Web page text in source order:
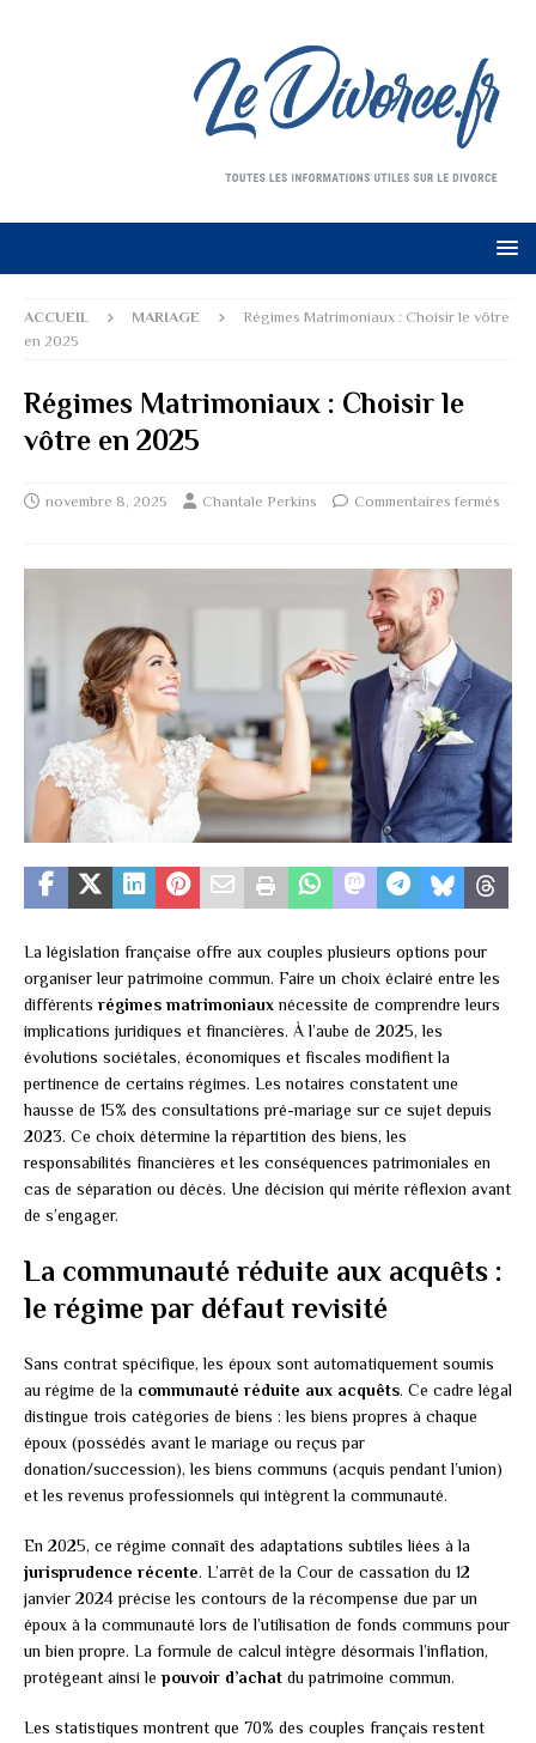
ACCUEIL MARIAGE
Régimes Matrimoniaux : Choisir le vôtre
en 2025
Régimes Matrimoniaux : Choisir le
vôtre en 2025
novembre 8, 2025 Chantale Perkins Commentaires fermés
La législation française offre aux couples plusieurs options pour
organiser leur patrimoine commun. Faire un choix éclairé entre les
différents régimes matrimoniauxnécessite de comprendre leurs
implications juridiques et financières. À l’aube de 2025, les
évolutions sociétales, économiques et fiscales modifient la
pertinence de certains régimes. Les notaires constatent une
hausse de 15% des consultations pré-mariage sur ce sujet depuis
2023. Ce choix détermine la répartition des biens, les
responsabilités financières et les conséquences patrimoniales en
cas de séparation ou décès. Une décision qui mérite réflexion avant
de s’engager.
La communauté réduite aux acquêts :
le régime par défaut revisité
Sans contrat spécifique, les époux sont automatiquement soumis
au régime de la communauté réduite aux acquêts. Ce cadre légal
distingue trois catégories de biens : les biens propres à chaque
époux (possédés avant le mariage ou reçus par
donation/succession), les biens communs (acquis pendant l’union)
et les revenus professionnels qui intègrent la communauté.
En 2025, ce régime connaît des adaptations subtiles liées à la
jurisprudence récente. L’arrêt de la Cour de cassation du 12
janvier 2024 précise les contours de la récompense due par un
époux à la communauté lors de l’utilisation de fonds communs pour
un bien propre. La formule de calcul intègre désormais l’inflation,
protégeant ainsi le pouvoir d’achat du patrimoine commun.
Les statistiques montrent que 70% des couples français restent